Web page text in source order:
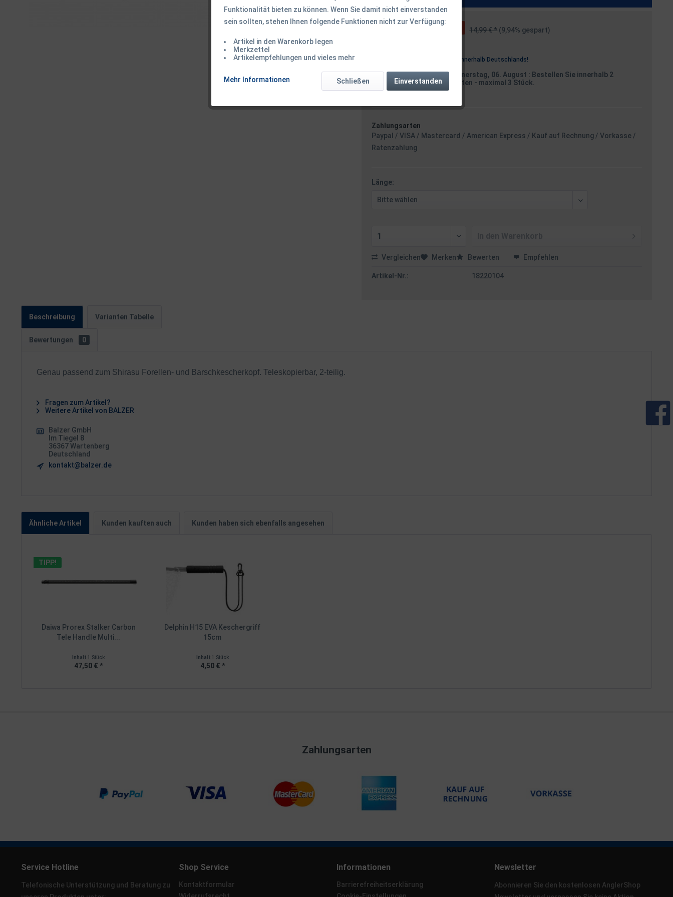
ab 13,50 € * 14,99 € * (9,94% gespart)
innerhalb Deutschlands!
Versand am Donnerstag, 06. August : Bestellen Sie innerhalb 2
Stunden 50 Minuten - maximal 3 Stück.
Zahlungsarten
Paypal / VISA / Mastercard / American Express / Kauf auf Rechnung / Vorkasse /
Ratenzahlung
Länge:
Vergleichen Merken Bewerten Empfehlen
Artikel-Nr.: 18220104
Beschreibung Varianten Tabelle
Bewertungen 0
Genau passend zum Shirasu Forellen- und Barschkescherkopf. Teleskopierbar, 2-teilig.
Fragen zum Artikel?
Weitere Artikel von BALZER
Balzer GmbH
Im Tiegel 8
36367 Wartenberg
Deutschland
kontakt@balzer.de
Ähnliche Artikel Kunden kauften auch Kunden haben sich ebenfalls angesehen
TIPP!
Daiwa Prorex Stalker Carbon
Tele Handle Multi...
Inhalt1 Stück
47,50 € *
Delphin H15 EVA Keschergriff
15cm
Inhalt 1 Stück
4,50 € *
Zahlungsarten
Service Hotline
Telefonische Unterstützung und Beratung zu
Shop Service
Kontaktformular
Informationen
Barrierefreiheitserklärung
Newsletter
Abonnieren Sie den kostenlosen AnglerShop
Funktionalität bieten zu können. Wenn Sie damit nicht einverstanden
sein sollten, stehen Ihnen folgende Funktionen nicht zur Verfügung:
Artikel in den Warenkorb legen
Merkzettel
Artikelempfehlungen und vieles mehr
Mehr Informationen Einverstanden
Schließen